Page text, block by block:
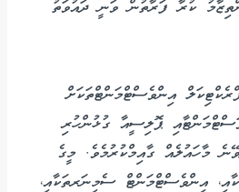
ކުރާ ފަރާތުން ވަނީ ދައުވަތު
އިންވެސްޓްމަންޓްތަކަށް
ޕޮލިސީއާ ގުޅުންހުރި
މާހައުލެއް ގާއިމްކުރުމެވެ. މީގެ
އިންވެސްޓްމަންޓް ސެމިނަރތަކާއި،